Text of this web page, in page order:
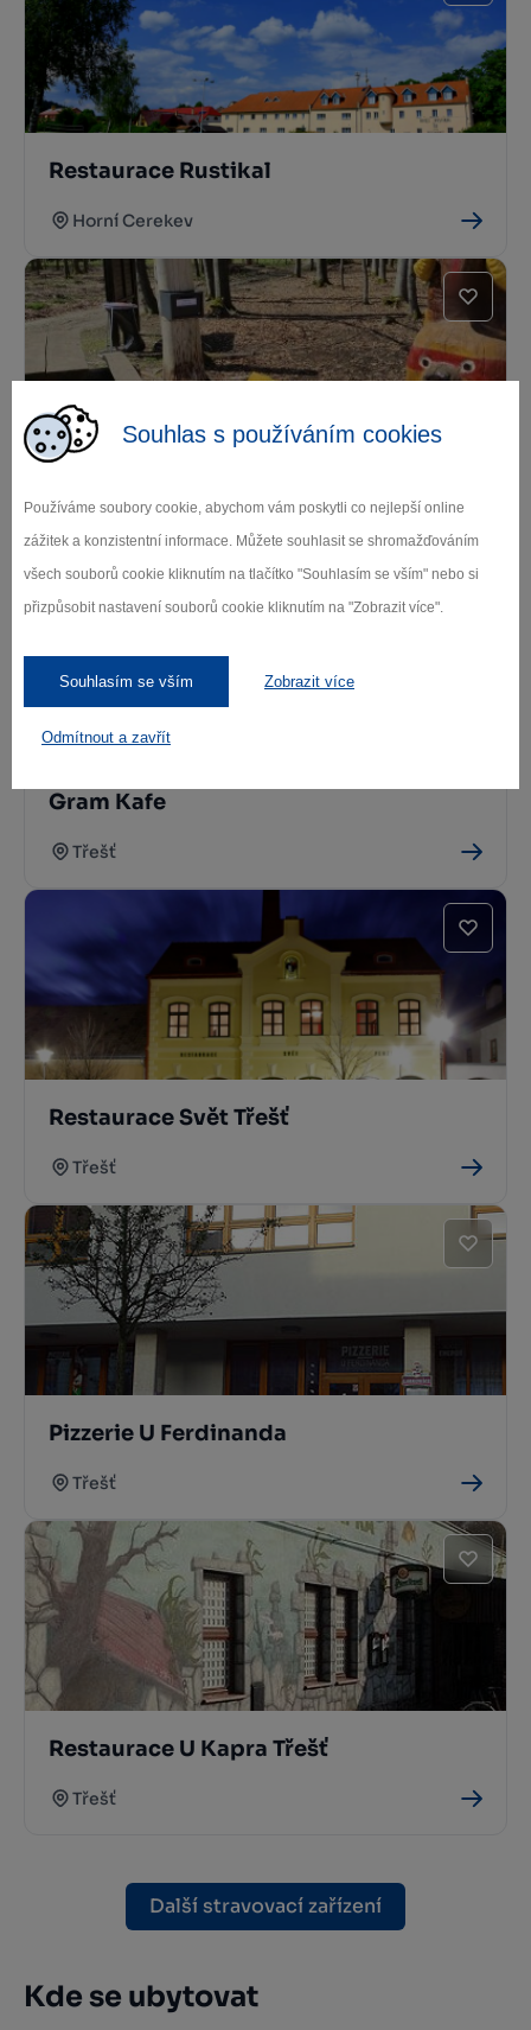
Souhlas s používáním cookies
Používáme soubory cookie, abychom vám poskytli co nejlepší online
zážitek a konzistentní informace. Můžete souhlasit se shromažďováním
všech souborů cookie kliknutím na tlačítko "Souhlasím se vším" nebo si
přizpůsobit nastavení souborů cookie kliknutím na "Zobrazit více".
Souhlasím se vším Zobrazit více
Odmítnout a zavřít
Restaurace Rustikal
Horní Cerekev
Třešť
Gram Kafe
Třešť
Restaurace Svět Třešť
Třešť
Pizzerie U Ferdinanda
Třešť
Restaurace U Kapra Třešť
Třešť
Další stravovací zařízení
Kde se ubytovat